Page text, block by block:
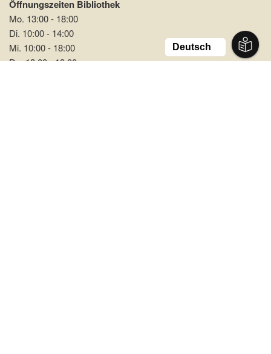
Öffnungszeiten Bibliothek
Mo. 13:00 - 18:00
Di. 10:00 - 14:00
Mi. 10:00 - 18:00
Do. 13:00 - 18:00